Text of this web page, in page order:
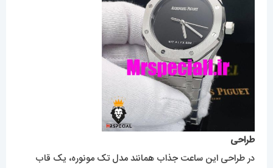
طراحی
در طراحی این ساعت جذاب همانند مدل تک مونوره، یک قاب